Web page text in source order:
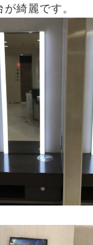
綺麗です。